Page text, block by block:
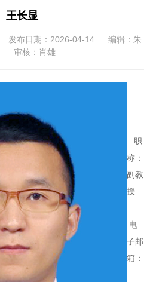
王长显
发布日期：2026-04-14
编辑：朱
审核：肖雄
职
称：
副教
授
电
子邮
箱：